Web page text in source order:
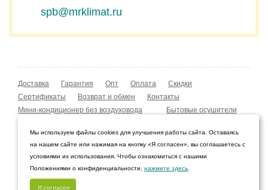
spb@mrklimat.ru
Доставка Гарантия Опт Оплата
Скидки
Сертификаты
Возврат и обмен
Контакты
Мини-кондиционер без воздуховода
Бытовые осушители
Мобильные кондиционеры
Охладители воздуха
Мойка воздуха Boneco W210
© 2009–2026 Интернет-магазин «Мистер Климат»
Санкт-Петербург, Ленинградская область
Мы используем файлы cookies для улучшения работы сайта. Оставаясь
на нашем сайте или нажимая на кнопку «Я согласен», вы соглашаетесь с
условиями их использования. Чтобы ознакомиться с нашими
Положениями о конфиденциальности, нажмите здесь
Я согласен